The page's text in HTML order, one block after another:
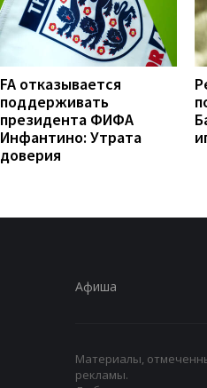
FA отказывается
поддерживать
президента ФИФА
Инфантино: Утрата
доверия
Афиша
Материалы,
рекламы.